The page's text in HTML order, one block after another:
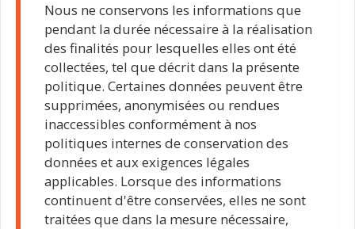
Nous ne conservons les informations que
pendant la durée nécessaire à la réalisation
des finalités pour lesquelles elles ont été
collectées, tel que décrit dans la présente
politique. Certaines données peuvent être
supprimées, anonymisées ou rendues
inaccessibles conformément à nos
politiques internes de conservation des
données et aux exigences légales
applicables. Lorsque des informations
continuent d'être conservées, elles ne sont
traitées que dans la mesure nécessaire,